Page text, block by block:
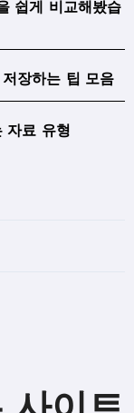
쉽게 비교해봤습
장하는 팁 모음
자료 유형